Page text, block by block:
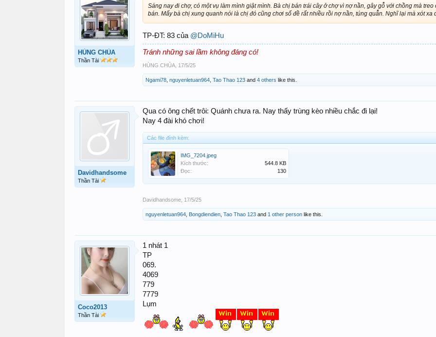
HÙNG CHÙA
Thần Tài
Sáng nay đi chợ, có một vụ làm mình giật mình. Bà chị bán trái cây ở chợ vì nợ nần, gây gỗ với chồng mà
bán. Mấy bà chị xung quanh nói là chị đó cũng chơi số đề rất nhiều rồi nợ nần, túng quẫn. Nghĩ lại mà xót xa
TP-ĐT: 83 của @DoMiHu
Tránh những sai lầm không đáng có!
HÙNG CHÙA 17/5/25
Ngami78 nguyenletuan964 Tao Thao 123 and 4 others like this.
Davidhandsome
Thần Tài
Qua có ông chết trôi: Quánh chưa ra. Nay thấy trùng kèo nhiều chắc đi lại!
Nay 4 đài khó chơi!
Các file đính kèm:
IMG_7204.jpeg
Kích thước:
544.8 KB
Đọc:
130
Davidhandsome 17/5/25
nguyenletuan964 Bongdiendien Tao Thao 123 and 1 other person like this.
Coco2013
Thần Tài
1 nhát 1
TP
069.
4069
779
7779
Lụm